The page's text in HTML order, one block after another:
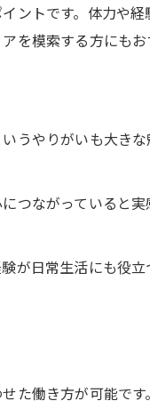
警備バイトからキャ
警備業界での正社員登
警備バイト経験が他
ントです。体力や
を模索する方にもお
うやりがいも大き
つながっていると
が日常生活にも役
た働き方が可能で